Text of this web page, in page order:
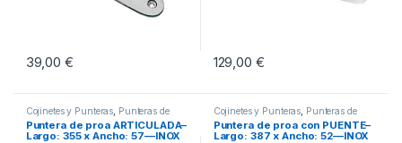
39,00 € 129,00 €
Cojinetes y Punteras Punteras de
proa
Puntera de proa ARTICULADA–
Largo: 355 x Ancho: 57—INOX
Cojinetes y Punteras Punteras de
proa
Puntera de proa con PUENTE–
Largo: 387 x Ancho: 52—INOX